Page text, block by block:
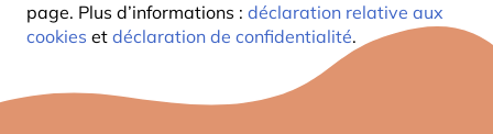
page. Plus d’informations : déclaration relative aux
cookies et déclaration de confidentialité.
NICHOIR BEACH-BLEU CLAIR 32